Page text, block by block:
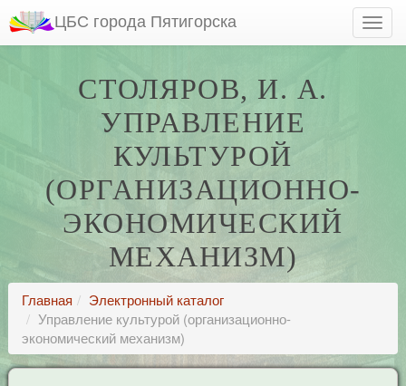
ЦБС города Пятигорска
СТОЛЯРОВ, И. А.
УПРАВЛЕНИЕ
КУЛЬТУРОЙ
(ОРГАНИЗАЦИОННО-
ЭКОНОМИЧЕСКИЙ
МЕХАНИЗМ)
Главная
Электронный каталог
Управление культурой (организационно-
экономический механизм)